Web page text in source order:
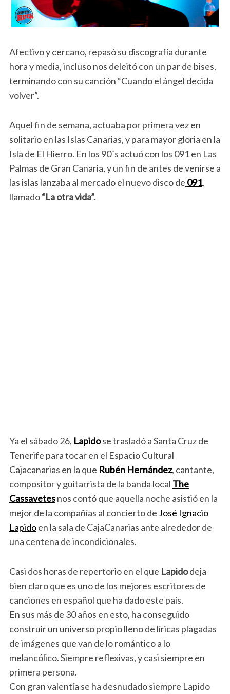
Afectivo y cercano, repasó su discografía durante
hora y media, incluso nos deleitó con un par de bises,
terminando con su canción “Cuando el ángel decida
volver”.
Aquel fin de semana, actuaba por primera vez en
solitario en las Islas Canarias, y para mayor gloria en la
Isla de El Hierro. En los 90´s actuó con los 091 en Las
Palmas de Gran Canaria, y un fin de antes de venirse a
las islas lanzaba al mercado el nuevo disco de 091,
llamado“La otra vida”.
Ya el sábado 26, Lapidose trasladó a Santa Cruz de
Tenerife para tocar en el Espacio Cultural
Cajacanarias en la que Rubén Hernández, cantante,
compositor y guitarrista de la banda local The
Cassavetesnos contó que aquella noche asistió en la
mejor de la compañías al concierto de José Ignacio
Lapidoen la sala de CajaCanarias ante alrededor de
una centena de incondicionales.
Casi dos horas de repertorio en el que Lapidodeja
bien claro que es uno de los mejores escritores de
canciones en español que ha dado este país.
En sus más de 30 años en esto, ha conseguido
construir un universo propio lleno de líricas plagadas
de imágenes que van de lo romántico a lo
melancólico. Siempre reflexivas, y casi siempre en
primera persona.
Con gran valentía se ha desnudado siempre Lapido